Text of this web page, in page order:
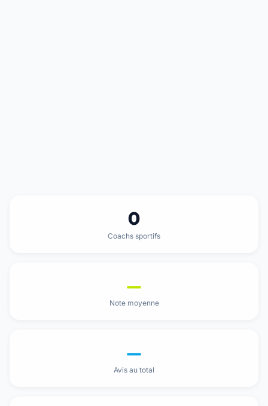
0
Coachs sportifs
—
Note moyenne
—
Avis au total